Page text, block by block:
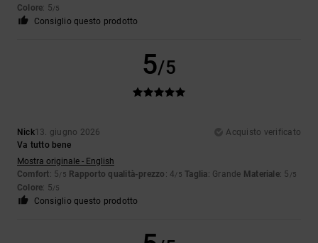
Colore: 5/5
Consiglio questo prodotto
5/5
Nick13. giugno 2026
Acquisto verificato
Va tutto bene
Mostra originale - English
Comfort: 5/5 Rapporto qualità-prezzo : 4/5 Taglia: Grande Materiale: 5 /5
Colore: 5/5
Consiglio questo prodotto